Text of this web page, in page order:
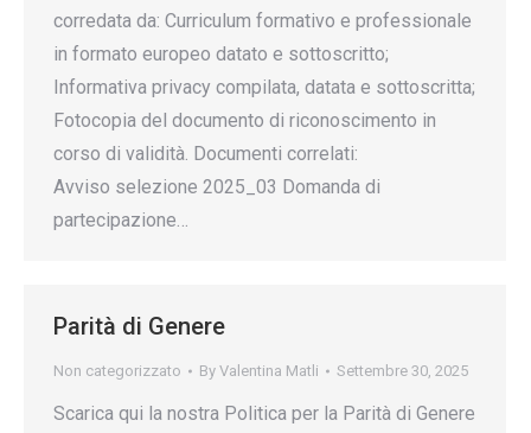
corredata da: Curriculum formativo e professionale
in formato europeo datato e sottoscritto;
Informativa privacy compilata, datata e sottoscritta;
Fotocopia del documento di riconoscimento in
corso di validità. Documenti correlati:
Avviso selezione 2025_03 Domanda di
partecipazione…
Parità di Genere
Non categorizzato By Valentina Matli Settembre 30, 2025
Scarica qui la nostra Politica per la Parità di Genere